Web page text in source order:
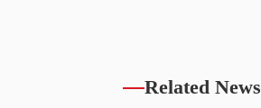
Related News